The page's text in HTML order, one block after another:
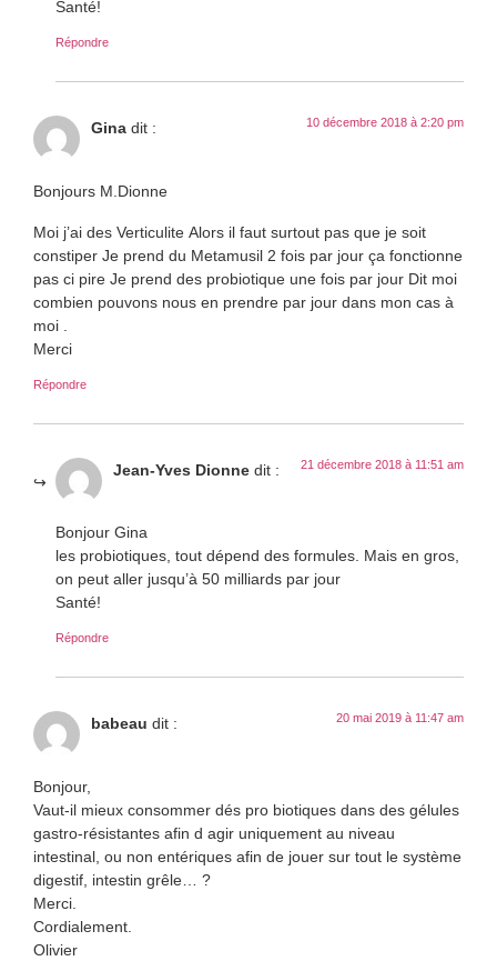
Santé!
Répondre
Gina dit : 10 décembre 2018 à 2:20 pm
Bonjours M.Dionne
Moi j’ai des Verticulite Alors il faut surtout pas que je soit
constiper Je prend du Metamusil 2 fois par jour ça fonctionne
pas ci pire Je prend des probiotique une fois par jour Dit moi
combien pouvons nous en prendre par jour dans mon cas à
moi .
Merci
Répondre
Jean-Yves Dionne dit : 21 décembre 2018 à 11:51 am
Bonjour Gina
les probiotiques, tout dépend des formules. Mais en gros,
on peut aller jusqu’à 50 milliards par jour
Santé!
Répondre
babeau dit : 20 mai 2019 à 11:47 am
Bonjour,
Vaut-il mieux consommer dés pro biotiques dans des gélules
gastro-résistantes afin d agir uniquement au niveau
intestinal, ou non entériques afin de jouer sur tout le système
digestif, intestin grêle… ?
Merci.
Cordialement.
Olivier